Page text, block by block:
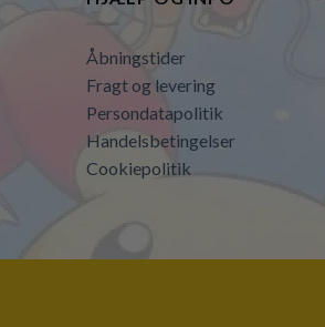
Åbningstider
Fragt og levering
Persondatapolitik
Handelsbetingelser
Cookiepolitik